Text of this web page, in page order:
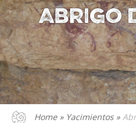
Abrigo
Home» Yacimientos »